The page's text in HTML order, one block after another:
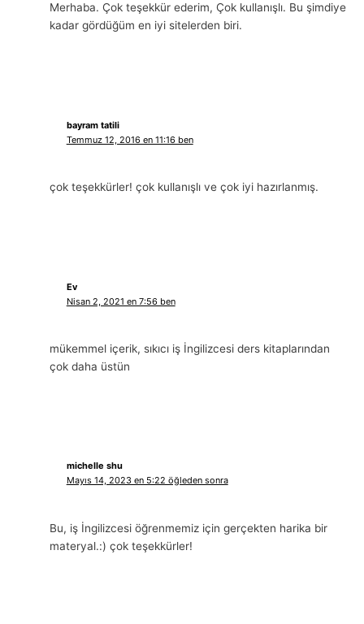
Merhaba. Çok teşekkür ederim, Çok kullanışlı. Bu şimdiye
kadar gördüğüm en iyi sitelerden biri.
bayram tatili
Temmuz 12, 2016 en 11:16 ben
çok teşekkürler! çok kullanışlı ve çok iyi hazırlanmış.
Ev
Nisan 2, 2021 en 7:56 ben
mükemmel içerik, sıkıcı iş İngilizcesi ders kitaplarından
çok daha üstün
michelle shu
Mayıs 14, 2023 en 5:22 öğleden sonra
Bu, iş İngilizcesi öğrenmemiz için gerçekten harika bir
materyal.:) çok teşekkürler!